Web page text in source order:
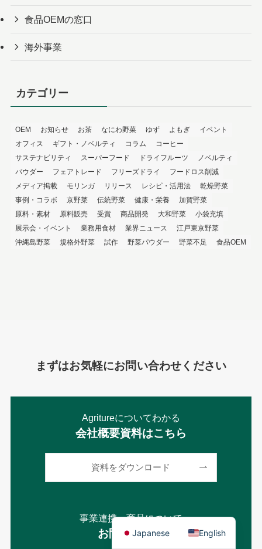
食品OEMの窓口
海外事業
カテゴリー
OEM お知らせ お茶 なにわ野菜 ゆず よもぎ
イベント
オフィス
ギフト・ノベルティ コラム
コーヒー
サステナビリティ
スーパーフード ドライフルーツ
ノベルティ
パウダー
フェアトレード フリーズドライ
フードロス削減
メディア掲載
モリンガ リリース レシピ・活用法
乾燥野菜
事例・コラボ
京野菜 伝統野菜 健康・栄養
加賀野菜
原料・素材
原料販売 受賞 商品開発 大和野菜
小袋充填
展示会・イベント
業務用食材 業界ニュース
江戸東京野菜
沖縄島野菜
規格外野菜 試作 野菜パウダー 野菜不足 食品OEM
まずはお気軽にお問い合わせください
Agritureについてわかる
会社概要資料はこちら
資料をダウンロード
事業連携・商品について
お問い合わせ
Japanese English